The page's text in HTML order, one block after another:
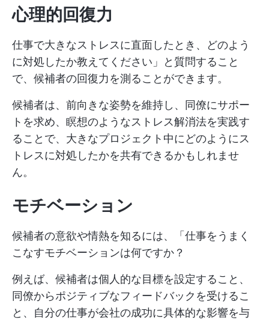
心理的回復力
仕事で大きなストレスに直面したとき、どのよう
に対処したか教えてください」と質問すること
で、候補者の回復力を測ることができます。
候補者は、前向きな姿勢を維持し、同僚にサポー
トを求め、瞑想のようなストレス解消法を実践す
ることで、大きなプロジェクト中にどのようにス
トレスに対処したかを共有できるかもしれませ
ん。
モチベーション
候補者の意欲や情熱を知るには、「仕事をうまく
こなすモチベーションは何ですか？
例えば、候補者は個人的な目標を設定すること、
同僚からポジティブなフィードバックを受けるこ
と、自分の仕事が会社の成功に具体的な影響を与